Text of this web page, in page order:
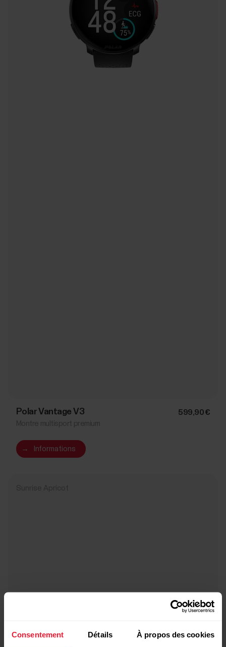
Consentement Détails À propos des cookies
Polar Vantage V3 599,90 €
→ Informations